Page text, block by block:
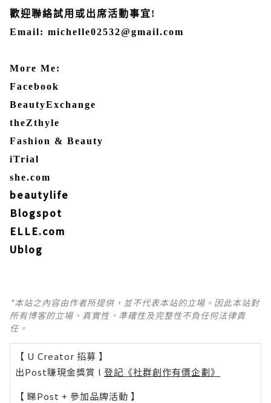
歡迎聯絡試用或出席活動事宜!
Email: michelle02532@gmail.com
More Me:
Facebook
BeautyExchange
theZthyle
Fashion & Beauty
iTrial
she.com
beautylife
Blogspot
ELLE.com
Ublog
*本站之內容由作者所提供，並不代表本站的立場。因此本站對
所有博客的立場、真實性、準確性及完整性不負任何法律責
任。
【 U Creator 招募 】
出Post賺現金獎賞 l 登記《社群創作有價企劃》
【 睇Post + 參加品牌活動 】